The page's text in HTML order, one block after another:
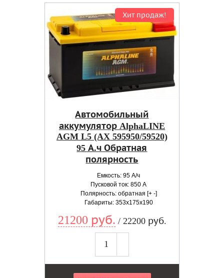
Хит продаж!
Автомобильный
аккумулятор AlphaLINE
AGM L5 (AX 595950/59520)
95 А.ч Обратная
полярность
Емкость: 95 А/ч
Пусковой ток: 850 А
Полярность: обратная [+ -]
Габариты: 353x175x190
21200 руб. / 22200 руб.